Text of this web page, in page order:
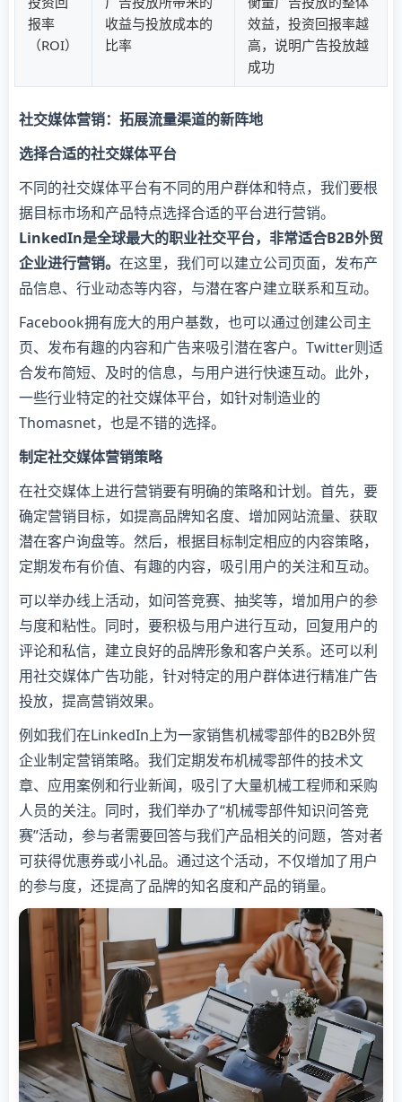
报率
（ROI）
收益与投放成本的
比率
效益，投资回报率越
高，说明广告投放越
成功
社交媒体营销：拓展流量渠道的新阵地
选择合适的社交媒体平台
不同的社交媒体平台有不同的用户群体和特点，我们要根
据目标市场和产品特点选择合适的平台进行营销。
LinkedIn是全球最大的职业社交平台，非常适合B2B外贸
企业进行营销。 在这里，我们可以建立公司页面，发布产
品信息、行业动态等内容，与潜在客户建立联系和互动。
Facebook拥有庞大的用户基数，也可以通过创建公司主
页、发布有趣的内容和广告来吸引潜在客户。Twitter则适
合发布简短、及时的信息，与用户进行快速互动。此外，
一些行业特定的社交媒体平台，如针对制造业的
Thomasnet，也是不错的选择。
制定社交媒体营销策略
在社交媒体上进行营销要有明确的策略和计划。首先，要
确定营销目标，如提高品牌知名度、增加网站流量、获取
潜在客户询盘等。然后，根据目标制定相应的内容策略，
定期发布有价值、有趣的内容，吸引用户的关注和互动。
可以举办线上活动，如问答竞赛、抽奖等，增加用户的参
与度和粘性。同时，要积极与用户进行互动，回复用户的
评论和私信，建立良好的品牌形象和客户关系。还可以利
用社交媒体广告功能，针对特定的用户群体进行精准广告
投放，提高营销效果。
例如我们在LinkedIn上为一家销售机械零部件的B2B外贸
企业制定营销策略。我们定期发布机械零部件的技术文
章、应用案例和行业新闻，吸引了大量机械工程师和采购
人员的关注。同时，我们举办了“机械零部件知识问答竞
赛”活动，参与者需要回答与我们产品相关的问题，答对者
可获得优惠券或小礼品。通过这个活动，不仅增加了用户
的参与度，还提高了品牌的知名度和产品的销量。